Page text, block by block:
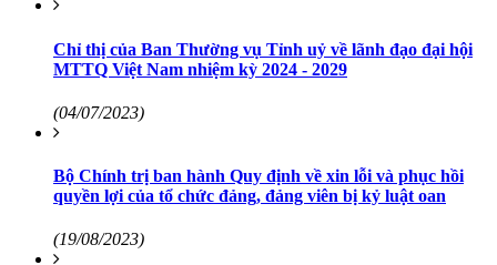
Chỉ thị của Ban Thường vụ Tỉnh uỷ về lãnh đạo đại hội
MTTQ Việt Nam nhiệm kỳ 2024 - 2029
(04/07/2023)
Bộ Chính trị ban hành Quy định về xin lỗi và phục hồi
quyền lợi của tổ chức đảng, đảng viên bị kỷ luật oan
(19/08/2023)